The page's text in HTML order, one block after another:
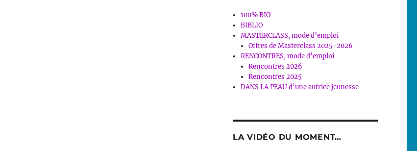
100% BIO
BIBLIO
MASTERCLASS, mode d’emploi
Offres de Masterclass 2025-2026
RENCONTRES, mode d’emploi
Rencontres 2026
Rencontres 2025
DANS LA PEAU d’une autrice jeunesse
LA VIDÉO DU MOMENT…